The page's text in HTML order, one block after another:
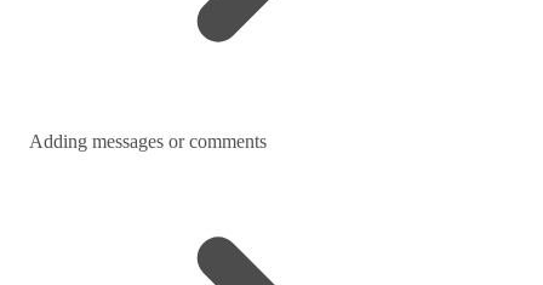
Adding messages or comments